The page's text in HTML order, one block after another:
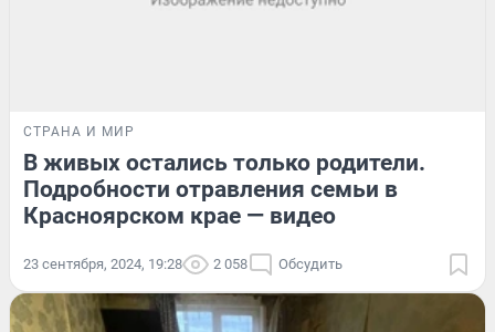
СТРАНА И МИР
В живых остались только родители.
Подробности отравления семьи в
Красноярском крае — видео
23 сентября, 2024, 19:28 2 058 Обсудить